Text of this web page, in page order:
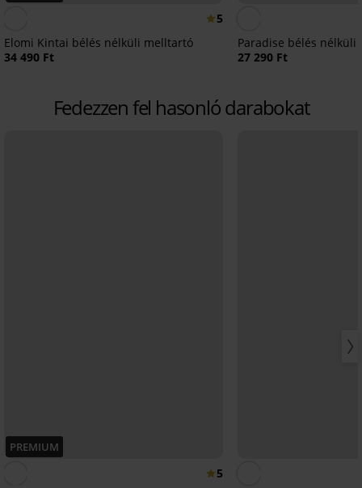
5
Elomi Kintai bélés nélküli melltartó
34 490 Ft
Paradise bélés nélküli
27 290 Ft
Fedezzen fel hasonló darabokat
PREMIUM
5